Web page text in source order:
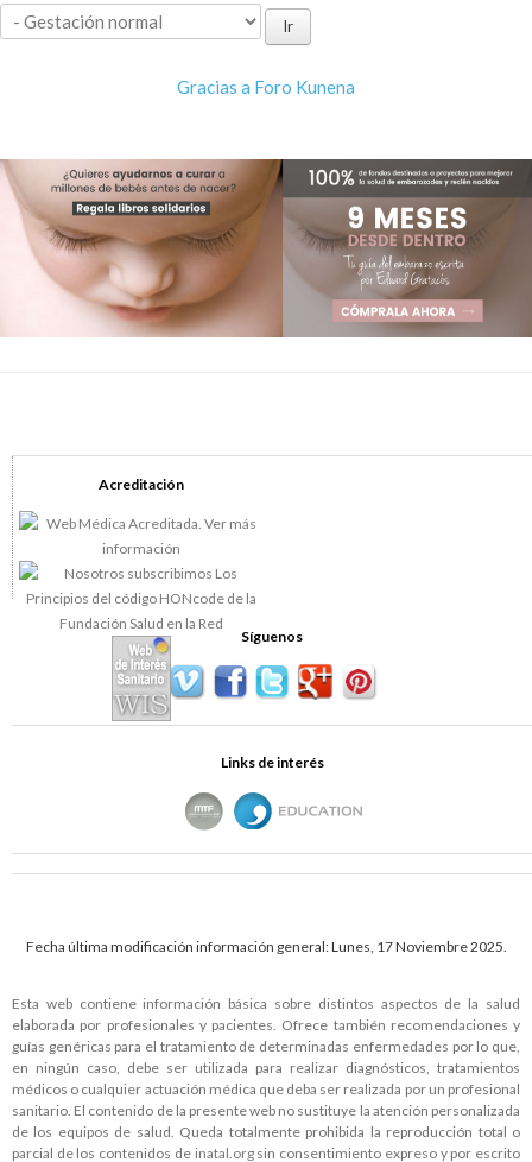
Gracias a Foro Kunena
Acreditación
Síguenos
Links de interés
Fecha última modificación información general: Lunes, 17 Noviembre 2025.
Esta web contiene información básica sobre distintos aspectos de la salud
elaborada por profesionales y pacientes. Ofrece también recomendaciones y
guías genéricas para el tratamiento de determinadas enfermedades por lo que,
en ningún caso, debe ser utilizada para realizar diagnósticos, tratamientos
médicos o cualquier actuación médica que deba ser realizada por un profesional
sanitario. El contenido de la presente web no sustituye la atención personalizada
de los equipos de salud. Queda totalmente prohibida la reproducción total o
parcial de los contenidos de inatal.orgsin consentimiento expreso y por escrito